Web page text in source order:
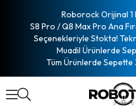
Roborock Orijinal
S8 Pro / Q8 Max Pro Ana
Seçenekleriyle Stokta!
Muadil Ürünlerde
Tüm Ürünlerde Sepette